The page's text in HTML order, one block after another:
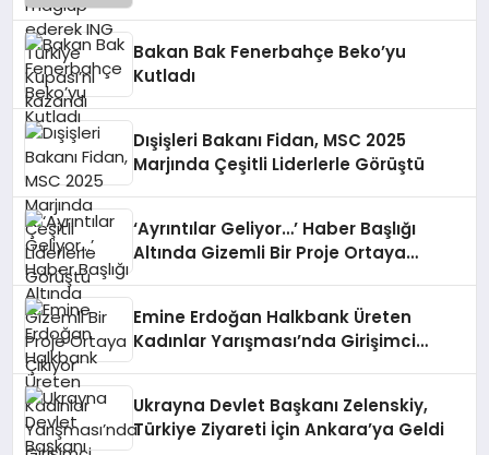
Bakan Bak Fenerbahçe Beko’yu
Kutladı
Dışişleri Bakanı Fidan, MSC 2025
Marjında Çeşitli Liderlerle Görüştü
‘Ayrıntılar Geliyor…’ Haber Başlığı
Altında Gizemli Bir Proje Ortaya
Emine Erdoğan Halkbank Üreten
Kadınlar Yarışması’nda Girişimci
Ukrayna Devlet Başkanı Zelenskiy,
Türkiye Ziyareti İçin Ankara’ya Geldi